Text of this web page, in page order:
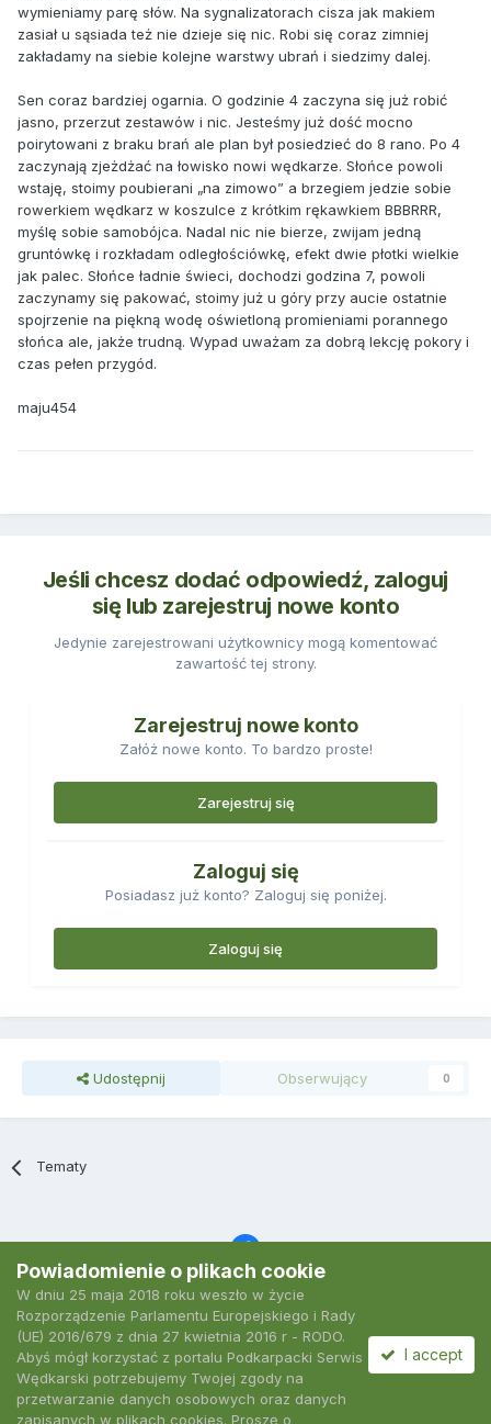
wymieniamy parę słów. Na sygnalizatorach cisza jak makiem
zasiał u sąsiada też nie dzieje się nic. Robi się coraz zimniej
zakładamy na siebie kolejne warstwy ubrań i siedzimy dalej.
Sen coraz bardziej ogarnia. O godzinie 4 zaczyna się już robić
jasno, przerzut zestawów i nic. Jesteśmy już dość mocno
poirytowani z braku brań ale plan był posiedzieć do 8 rano. Po 4
zaczynają zjeżdżać na łowisko nowi wędkarze. Słońce powoli
wstaję, stoimy poubierani „na zimowo” a brzegiem jedzie sobie
rowerkiem wędkarz w koszulce z krótkim rękawkiem BBBRRR,
myślę sobie samobójca. Nadal nic nie bierze, zwijam jedną
gruntówkę i rozkładam odległościówkę, efekt dwie płotki wielkie
jak palec. Słońce ładnie świeci, dochodzi godzina 7, powoli
zaczynamy się pakować, stoimy już u góry przy aucie ostatnie
spojrzenie na piękną wodę oświetloną promieniami porannego
słońca ale, jakże trudną. Wypad uważam za dobrą lekcję pokory i
czas pełen przygód.
maju454
Jeśli chcesz dodać odpowiedź, zaloguj
się lub zarejestruj nowe konto
Jedynie zarejestrowani użytkownicy mogą komentować
zawartość tej strony.
Zarejestruj nowe konto
Załóż nowe konto. To bardzo proste!
Zarejestruj się
Zaloguj się
Posiadasz już konto? Zaloguj się poniżej.
Zaloguj się
Udostępnij Obserwujący 0
Tematy
Język Polityka prywatności Kontakt
2007-2026 Podkarpacki Serwis Wędkarski
Powiadomienie o plikach cookie
W dniu 25 maja 2018 roku weszło w życie
Rozporządzenie Parlamentu Europejskiego i Rady
(UE) 2016/679 z dnia 27 kwietnia 2016 r - RODO.
Abyś mógł korzystać z portalu Podkarpacki Serwis
Wędkarski potrzebujemy Twojej zgody na
przetwarzanie danych osobowych oraz danych
zapisanych w plikach cookies. Proszę o
I accept